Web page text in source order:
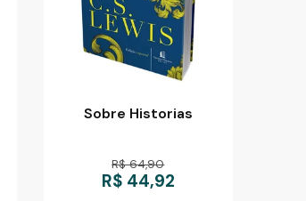
Sobre Historias
R$ 64,90
R$ 44,92